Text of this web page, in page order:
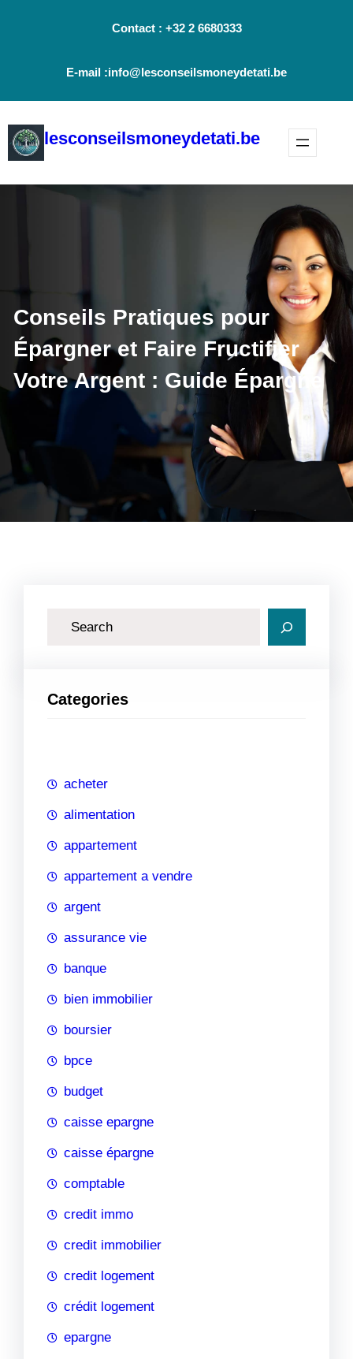
Contact : +32 2 6680333
E-mail :info@lesconseilsmoneydetati.be
lesconseilsmoneydetati.be
Conseils Pratiques pour
Épargner et Faire Fructifier
Votre Argent : Guide Épargne
h
Categories
acheter
alimentation
appartement
appartement a vendre
argent
assurance vie
banque
bien immobilier
boursier
bpce
budget
caisse epargne
caisse épargne
comptable
credit immo
credit immobilier
credit logement
crédit logement
epargne